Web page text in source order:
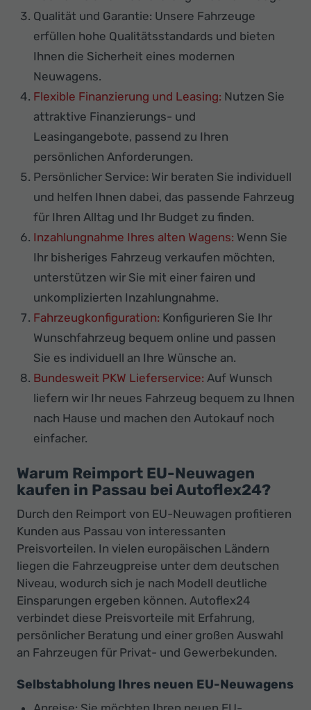
Qualität und Garantie: Unsere Fahrzeuge
erfüllen hohe Qualitätsstandards und bieten
Ihnen die Sicherheit eines modernen
Neuwagens.
Flexible Finanzierung und Leasing: Nutzen Sie
attraktive Finanzierungs- und
Leasingangebote, passend zu Ihren
persönlichen Anforderungen.
Persönlicher Service: Wir beraten Sie individuell
und helfen Ihnen dabei, das passende Fahrzeug
für Ihren Alltag und Ihr Budget zu finden.
Inzahlungnahme Ihres alten Wagens: Wenn Sie
Ihr bisheriges Fahrzeug verkaufen möchten,
unterstützen wir Sie mit einer fairen und
unkomplizierten Inzahlungnahme.
Fahrzeugkonfiguration: Konfigurieren Sie Ihr
Wunschfahrzeug bequem online und passen
Sie es individuell an Ihre Wünsche an.
Bundesweit PKW Lieferservice: Auf Wunsch
liefern wir Ihr neues Fahrzeug bequem zu Ihnen
nach Hause und machen den Autokauf noch
einfacher.
Warum Reimport EU-Neuwagen
kaufen in Passau bei Autoflex24?
Durch den Reimport von EU-Neuwagen profitieren
Kunden aus Passau von interessanten
Preisvorteilen. In vielen europäischen Ländern
liegen die Fahrzeugpreise unter dem deutschen
Niveau, wodurch sich je nach Modell deutliche
Einsparungen ergeben können. Autoflex24
verbindet diese Preisvorteile mit Erfahrung,
persönlicher Beratung und einer großen Auswahl
an Fahrzeugen für Privat- und Gewerbekunden.
Selbstabholung Ihres neuen EU-Neuwagens